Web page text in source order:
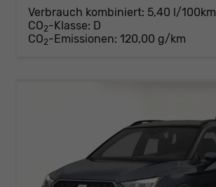
Verbrauch kombiniert: 5,40 l/100km
CO2-Klasse: D
CO2-Emissionen: 120,00 g/km